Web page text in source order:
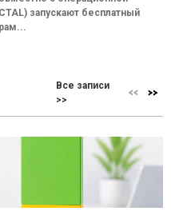
запускают бесплатный
Все записи
>>